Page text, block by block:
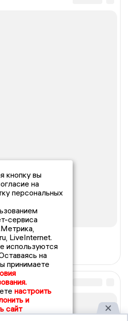
кнопку вы
на
персональных
сервиса
LiveInternet.
используются
на
принимаете
настроить
и
сайт